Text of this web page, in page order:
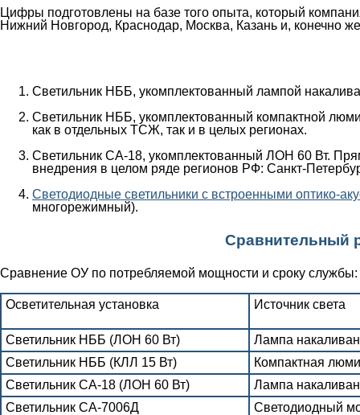
Цифры подготовлены на базе того опыта, который
Нижний Новгород, Краснодар, Москва, Казань и, конечно
Светильник НББ, укомплектованный лампой
Светильник НББ, укомплектованный компактной
как в отдельных ТСЖ, так и в целых регионах.
Светильник СА-18, укомплектованный ЛОН 60 Вт.
внедрения в целом ряде регионов РФ: Санкт-
Светодиодные светильники с встроенными оптико-
многорежимный).
Сравнительный
Сравнение ОУ по потребляемой мощности и сроку службы:
Осветительная установка Источник света
Светильник НББ (ЛОН 60 Вт)
Лампа
Светильник НББ (КЛЛ 15 Вт)
Компактная
Светильник СА-18 (ЛОН 60 Вт)
Лампа
Светильник СА-7006Д
Светодиодный